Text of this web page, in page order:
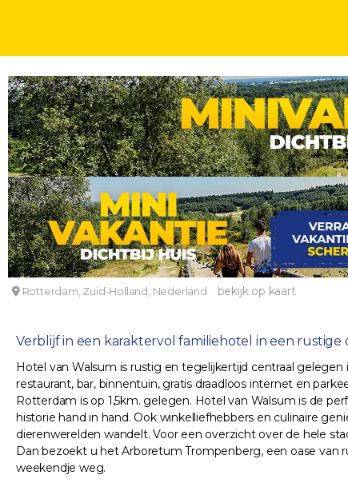
WEEKJE WEEKENDJE HOTELOVERNACHTINGEN 2, 3, 4 OF 5 DAGEN
Ontdek het bruisende Rotterdam vanuit een
Hotel van Walsum
Rotterdam, Zuid-Holland, Nederland bekijk op kaart
Verblijf in een karaktervol familiehotel in een
Hotel van Walsum is rustig en tegelijkertijd centraal
restaurant, bar, binnentuin, gratis draadloos internet en
Rotterdam is op 1,5km. gelegen. Hotel van Walsum is de
historie hand in hand. Ook winkelliefhebbers en culinaire
dierenwerelden wandelt. Voor een overzicht over de hele
Dan bezoekt u het Arboretum Trompenberg, een oase
weekendje weg.